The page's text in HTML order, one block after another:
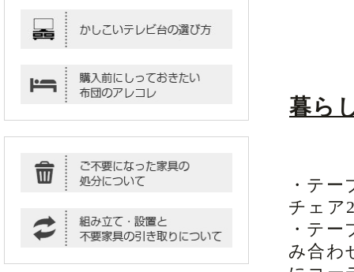
暮ら
・テ
チェア
・テ
み合わ